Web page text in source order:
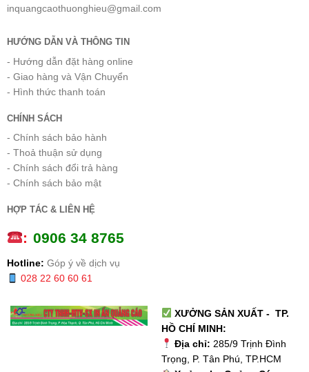
inquangcaothuonghieu@gmail.com
HƯỚNG DẪN VÀ THÔNG TIN
- Hướng dẫn đặt hàng online
- Giao hàng và Vận Chuyển
- Hình thức thanh toán
CHÍNH SÁCH
- Chính sách bảo hành
- Thoả thuận sử dụng
- Chính sách đổi trả hàng
- Chính sách bảo mật
HỢP TÁC & LIÊN HỆ
: 0906 34 8765
Hotline: Góp ý về dịch vụ
028 22 60 60 61
XƯỞNG SẢN XUẤT - TP.
HỒ CHÍ MINH:
Địa chỉ: 285/9 Trịnh Đình
Trọng, P. Tân Phú, TP.HCM